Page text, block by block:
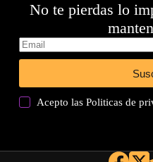
No te pierdas lo
Acepto lasPoliticas de